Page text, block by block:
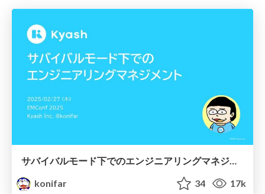
サバイバルモード下でのエンジニアリングマネジメント
konifar
34 17k